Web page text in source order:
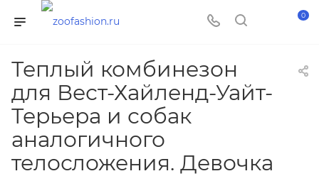
0
Теплый комбинезон
для Вест-Хайленд-Уайт-
Терьера и собак
аналогичного
телосложения. Девочка